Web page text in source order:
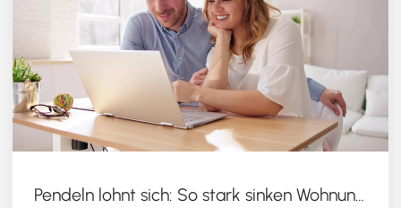
Pendeln lohnt sich: So stark sinken Wohnungspreise im Umland